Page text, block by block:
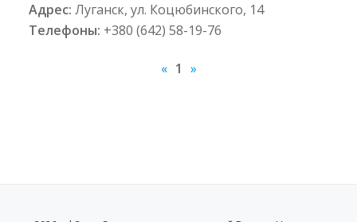
Адрес:Луганск, ул. Коцюбинского, 14
Телефоны: +380 (642) 58-19-76
« 1 »